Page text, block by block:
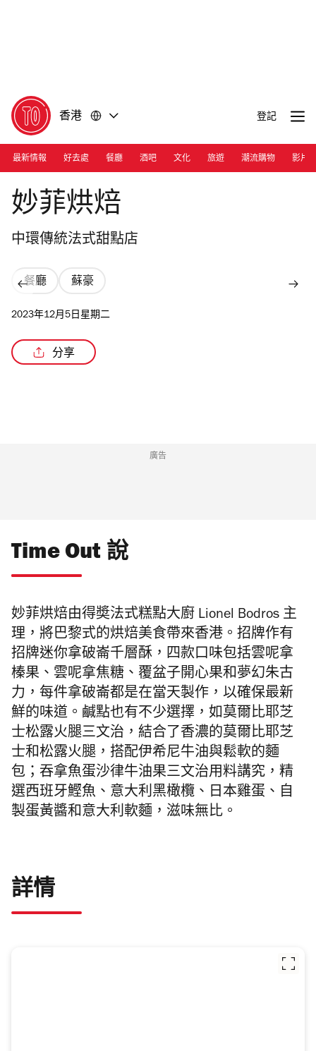
香港 登記
最新情報 好去處 餐廳 酒吧 文化 旅遊 潮流購物 影片
Photograph: Courtesy Patisserie Millefeuille
妙菲烘焙
中環傳統法式甜點店
餐廳 蘇豪
2023年12月5日星期二
分享
廣告
Time Out 說
妙菲烘焙由得奬法式糕點大廚 Lionel Bodros 主
理，將巴黎式的烘焙美食帶來香港。招牌作有
招牌迷你拿破崙千層酥，四款口味包括雲呢拿
榛果、雲呢拿焦糖、覆盆子開心果和夢幻朱古
力，每件拿破崙都是在當天製作，以確保最新
鮮的味道。鹹點也有不少選擇，如莫爾比耶芝
士松露火腿三文治，結合了香濃的莫爾比耶芝
士和松露火腿，搭配伊希尼牛油與鬆軟的麵
包；吞拿魚蛋沙律牛油果三文治用料講究，精
選西班牙鰹魚、意大利黑橄欖、日本雞蛋、自
製蛋黃醬和意大利軟麵，滋味無比。
詳情